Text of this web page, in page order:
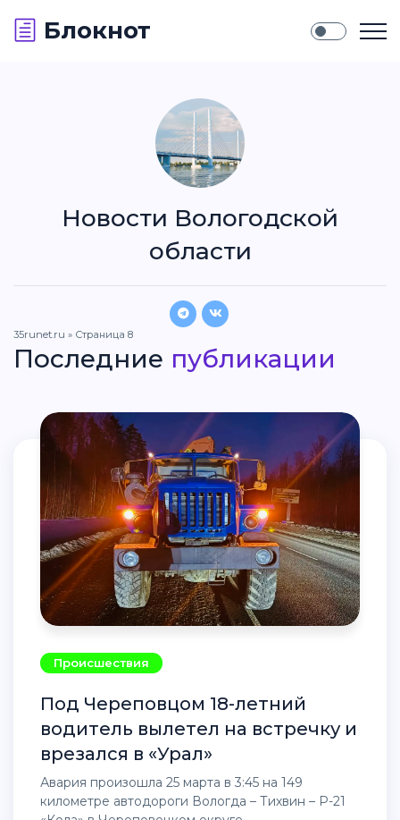
Блокнот
Новости Вологодской
области
35runet.ru » Страница 8
Последние публикации
Происшествия
Под Череповцом 18-летний
водитель вылетел на встречку и
врезался в «Урал»
Авария произошла 25 марта в 3:45 на 149
километре автодороги Вологда – Тихвин – Р-21